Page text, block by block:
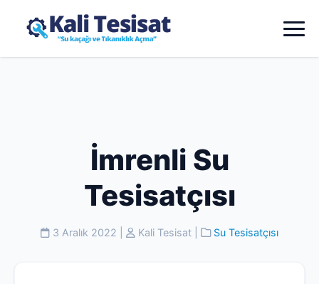
İmrenli Su
Tesisatçısı
3 Aralık 2022 Kali Tesisat Su Tesisatçısı